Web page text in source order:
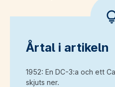
Årtal i artikeln
1952: En DC-3:a och ett
skjuts ner.